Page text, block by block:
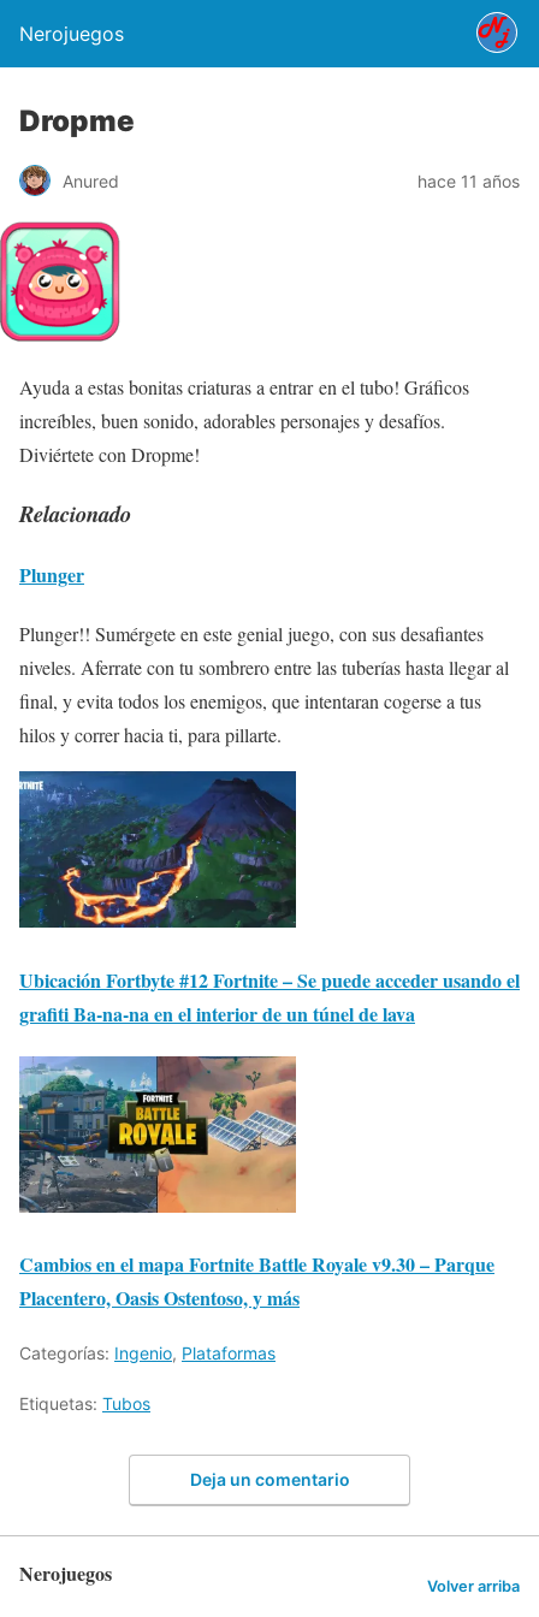
Nerojuegos
Dropme
Anured hace 11 años
Ayuda a estas bonitas criaturas a entrar en el tubo! Gráficos
increíbles, buen sonido, adorables personajes y desafíos.
Diviértete con Dropme!
Relacionado
Plunger
Plunger!! Sumérgete en este genial juego, con sus desafiantes
niveles. Aferrate con tu sombrero entre las tuberías hasta llegar al
final, y evita todos los enemigos, que intentaran cogerse a tus
hilos y correr hacia ti, para pillarte.
Ubicación Fortbyte #12 Fortnite – Se puede acceder usando el
grafiti Ba-na-na en el interior de un túnel de lava
Cambios en el mapa Fortnite Battle Royale v9.30 – Parque
Placentero, Oasis Ostentoso, y más
Categorías: Ingenio, Plataformas
Etiquetas: Tubos
Deja un comentario
Nerojuegos Volver arriba